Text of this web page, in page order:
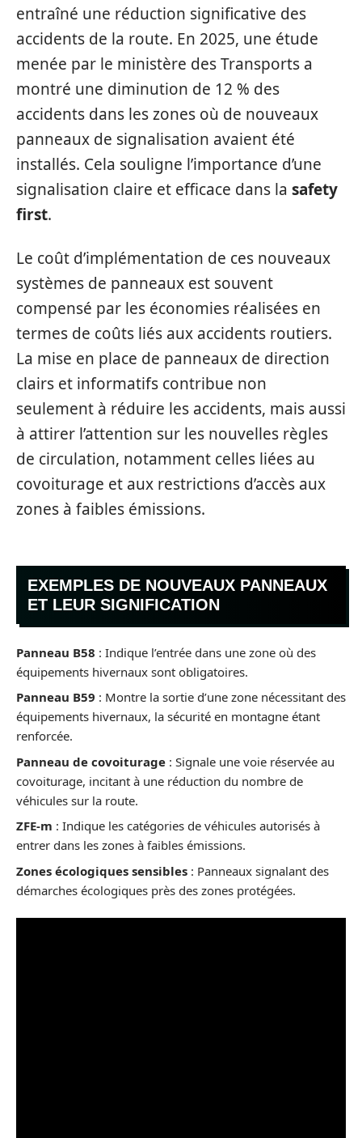
entraîné une réduction significative des
accidents de la route. En 2025, une étude
menée par le ministère des Transports a
montré une diminution de 12 % des
accidents dans les zones où de nouveaux
panneaux de signalisation avaient été
installés. Cela souligne l’importance d’une
signalisation claire et efficace dans la safety
first.
Le coût d’implémentation de ces nouveaux
systèmes de panneaux est souvent
compensé par les économies réalisées en
termes de coûts liés aux accidents routiers.
La mise en place de panneaux de direction
clairs et informatifs contribue non
seulement à réduire les accidents, mais aussi
à attirer l’attention sur les nouvelles règles
de circulation, notamment celles liées au
covoiturage et aux restrictions d’accès aux
zones à faibles émissions.
EXEMPLES DE NOUVEAUX PANNEAUX
ET LEUR SIGNIFICATION
Panneau B58 : Indique l’entrée dans une zone où des
équipements hivernaux sont obligatoires.
Panneau B59 : Montre la sortie d’une zone nécessitant des
équipements hivernaux, la sécurité en montagne étant
renforcée.
Panneau de covoiturage : Signale une voie réservée au
covoiturage, incitant à une réduction du nombre de
véhicules sur la route.
ZFE-m : Indique les catégories de véhicules autorisés à
entrer dans les zones à faibles émissions.
Zones écologiques sensibles : Panneaux signalant des
démarches écologiques près des zones protégées.